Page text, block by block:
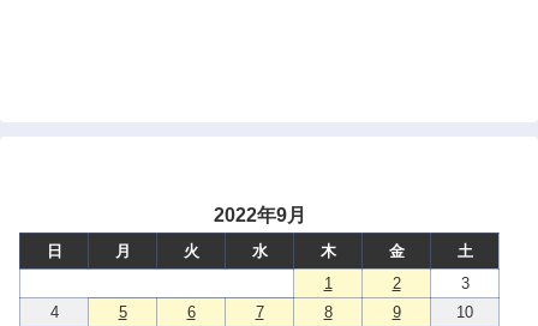
2022年9月
日 月 火 水 木 金
土
1
2
3
4
5 6 7 8 9
10